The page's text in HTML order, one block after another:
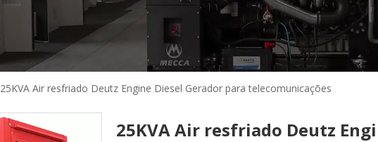
25KVA Air resfriado Deutz Engine Diesel Gerador para telecomunicações
25KVA Air resfriado Deutz